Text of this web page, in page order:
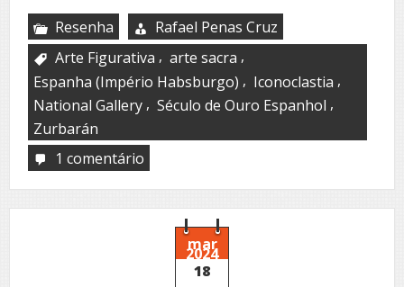
Resenha
Rafael Penas Cruz
Arte Figurativa , arte sacra ,
Espanha (Império Habsburgo) , Iconoclastia ,
National Gallery , Século de Ouro Espanhol ,
Zurbarán
1 comentário
en
la
National
Gallery
Londres
mar
2024
18